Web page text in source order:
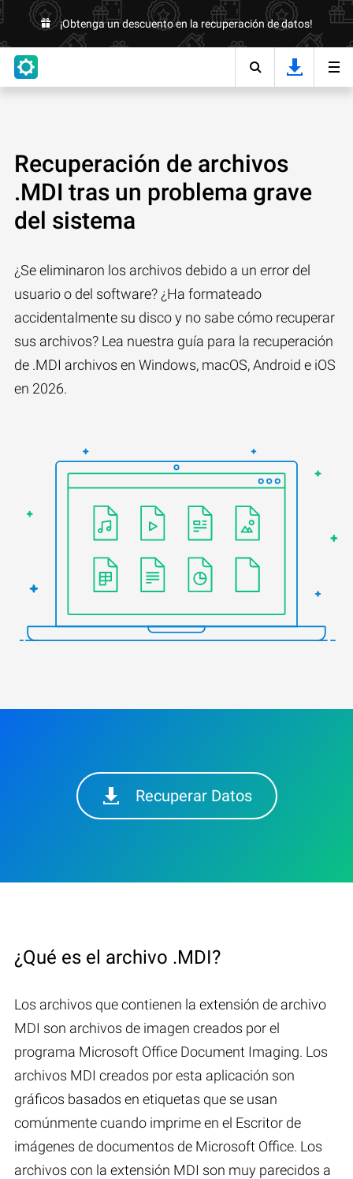
¡Obtenga un descuento en la recuperación de datos!
Recuperación de archivos
.MDI tras un problema grave
del sistema
¿Se eliminaron los archivos debido a un error del
usuario o del software? ¿Ha formateado
accidentalmente su disco y no sabe cómo recuperar
sus archivos? Lea nuestra guía para la recuperación
de .MDI archivos en Windows, macOS, Android e iOS
en 2026.
Recuperar Datos
¿Qué es el archivo .MDI?
Los archivos que contienen la extensión de archivo
MDI son archivos de imagen creados por el
programa Microsoft Office Document Imaging. Los
archivos MDI creados por esta aplicación son
gráficos basados en etiquetas que se usan
comúnmente cuando imprime en el Escritor de
imágenes de documentos de Microsoft Office. Los
archivos con la extensión MDI son muy parecidos a